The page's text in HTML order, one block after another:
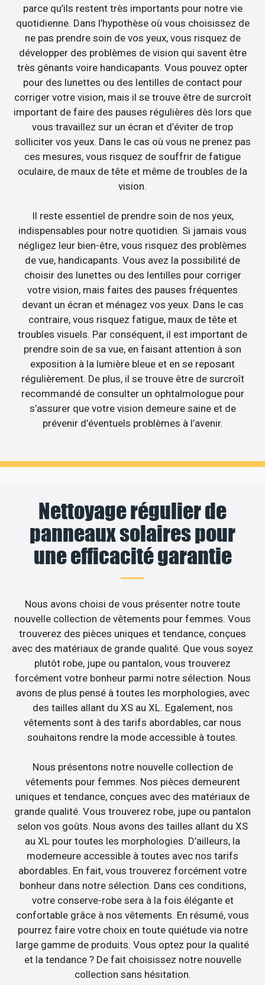
parce qu’ils restent très importants pour notre vie
quotidienne. Dans l’hypothèse où vous choisissez de
ne pas prendre soin de vos yeux, vous risquez de
développer des problèmes de vision qui savent être
très gênants voire handicapants. Vous pouvez opter
pour des lunettes ou des lentilles de contact pour
corriger votre vision, mais il se trouve être de surcroît
important de faire des pauses régulières dès lors que
vous travaillez sur un écran et d’éviter de trop
solliciter vos yeux. Dans le cas où vous ne prenez pas
ces mesures, vous risquez de souffrir de fatigue
oculaire, de maux de tête et même de troubles de la
vision.
Il reste essentiel de prendre soin de nos yeux,
indispensables pour notre quotidien. Si jamais vous
négligez leur bien-être, vous risquez des problèmes
de vue, handicapants. Vous avez la possibilité de
choisir des lunettes ou des lentilles pour corriger
votre vision, mais faites des pauses fréquentes
devant un écran et ménagez vos yeux. Dans le cas
contraire, vous risquez fatigue, maux de tête et
troubles visuels. Par conséquent, il est important de
prendre soin de sa vue, en faisant attention à son
exposition à la lumière bleue et en se reposant
régulièrement. De plus, il se trouve être de surcroît
recommandé de consulter un ophtalmologue pour
s’assurer que votre vision demeure saine et de
prévenir d’éventuels problèmes à l’avenir.
Nettoyage régulier de
panneaux solaires pour
une efficacité garantie
Nous avons choisi de vous présenter notre toute
nouvelle collection de vêtements pour femmes. Vous
trouverez des pièces uniques et tendance, conçues
avec des matériaux de grande qualité. Que vous soyez
plutôt robe, jupe ou pantalon, vous trouverez
forcément votre bonheur parmi notre sélection. Nous
avons de plus pensé à toutes les morphologies, avec
des tailles allant du XS au XL. Egalement, nos
vêtements sont à des tarifs abordables, car nous
souhaitons rendre la mode accessible à toutes.
Nous présentons notre nouvelle collection de
vêtements pour femmes. Nos pièces demeurent
uniques et tendance, conçues avec des matériaux de
grande qualité. Vous trouverez robe, jupe ou pantalon
selon vos goûts. Nous avons des tailles allant du XS
au XL pour toutes les morphologies. D’ailleurs, la
modemeure accessible à toutes avec nos tarifs
abordables. En fait, vous trouverez forcément votre
bonheur dans notre sélection. Dans ces conditions,
votre conserve-robe sera à la fois élégante et
confortable grâce à nos vêtements. En résumé, vous
pourrez faire votre choix en toute quiétude via notre
large gamme de produits. Vous optez pour la qualité
et la tendance ? De fait choisissez notre nouvelle
collection sans hésitation.